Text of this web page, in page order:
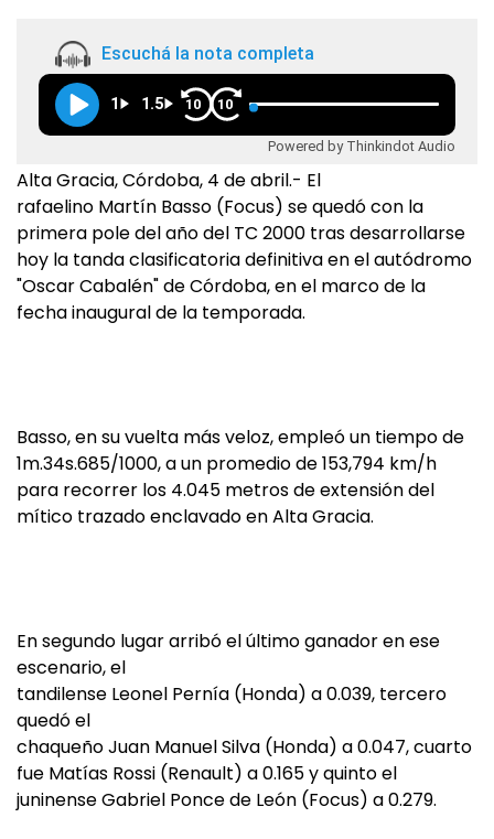
Escuchá la nota completa
1 1.5 10 10
Powered by Thinkindot Audio
Alta Gracia, Córdoba, 4 de abril.- El
rafaelino Martín Basso (Focus) se quedó con la
primera pole del año del TC 2000 tras desarrollarse
hoy la tanda clasificatoria definitiva en el autódromo
"Oscar Cabalén" de Córdoba, en el marco de la
fecha inaugural de la temporada.
Basso, en su vuelta más veloz, empleó un tiempo de
1m.34s.685/1000, a un promedio de 153,794 km/h
para recorrer los 4.045 metros de extensión del
mítico trazado enclavado en Alta Gracia.
En segundo lugar arribó el último ganador en ese
escenario, el
tandilense Leonel Pernía (Honda) a 0.039, tercero
quedó el
chaqueño Juan Manuel Silva (Honda) a 0.047, cuarto
fue Matías Rossi (Renault) a 0.165 y quinto el
juninense Gabriel Ponce de León (Focus) a 0.279.